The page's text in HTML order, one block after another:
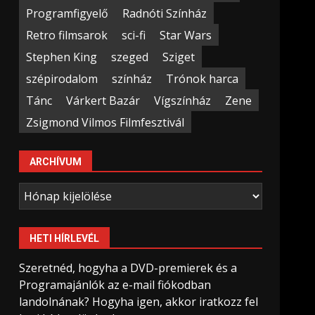
Programfigyelő
Radnóti Színház
Retro filmsarok
sci-fi
Star Wars
Stephen King
szeged
Sziget
szépirodalom
színház
Trónok harca
Tánc
Várkert Bazár Vígszínház
Zene
Zsigmond Vilmos Filmfesztivál
ARCHÍVUM
Archívum
HETI HÍRLEVÉL
Szeretnéd, hogyha a DVD-premierek és a
Programajánlók az e-mail fiókodban
landolnának? Hogyha igen, akkor iratkozz fel